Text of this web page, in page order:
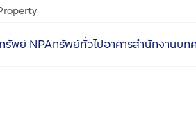
ทรัพย์ NPAทรัพย์ทั่วไปอาคารสำนักงานบท